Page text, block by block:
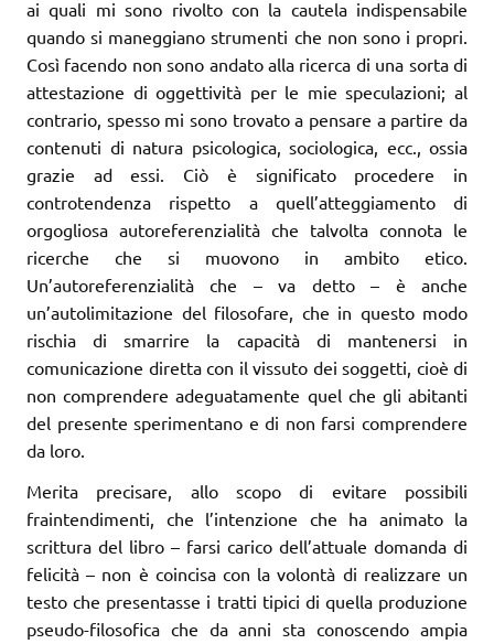
ai quali mi sono rivolto con la cautela indispensabile
quando si maneggiano strumenti che non sono i propri.
Così facendo non sono andato alla ricerca di una sorta di
attestazione di oggettività per le mie speculazioni; al
contrario, spesso mi sono trovato a pensare a partire da
contenuti di natura psicologica, sociologica, ecc., ossia
grazie ad essi. Ciò è significato procedere in
controtendenza rispetto a quell’atteg­giamento di
orgogliosa autoreferenzialità che talvolta connota le
ricerche che si muovono in ambito etico.
Un’autoreferenzialità che – va detto – è anche
un’autolimitazione del filosofare, che in questo modo
rischia di smarrire la capacità di mantenersi in
comunicazione diretta con il vissuto dei soggetti, cioè di
non comprendere adeguatamente quel che gli abitanti
del presente sperimentano e di non farsi comprendere
da loro.
Merita precisare, allo scopo di evitare possibili
fraintendimenti, che l’intenzione che ha animato la
scrittura del libro – farsi carico dell’attuale domanda di
felicità – non è coincisa con la volontà di realizzare un
testo che presentasse i tratti tipici di quella produzione
pseudo-filosofica che da anni sta conoscendo ampia